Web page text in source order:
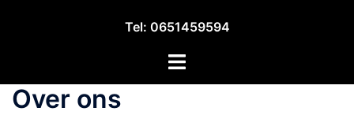
Tel: 0651459594
Over ons